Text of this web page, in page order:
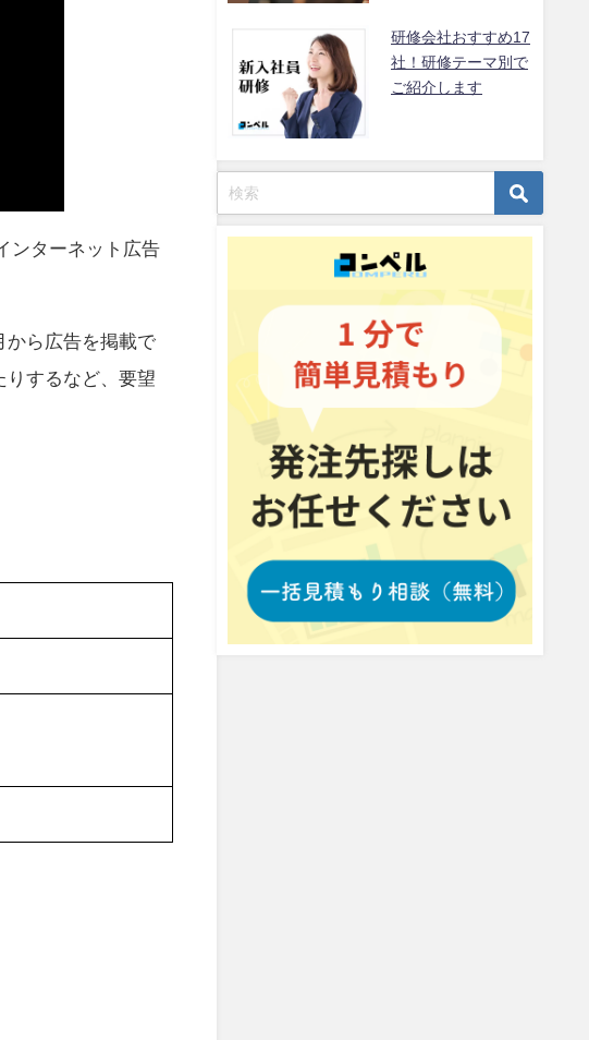
ンターネット広告
から広告を掲載で
りするなど、要望
研修会社おすすめ17
社！研修テーマ別で
ご紹介します